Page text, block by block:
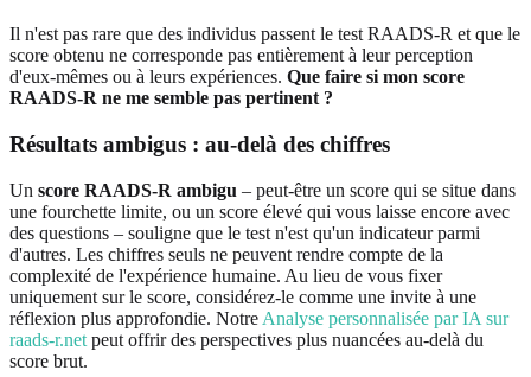
Il n'est pas rare que des individus passent le test RAADS-R et que le
score obtenu ne corresponde pas entièrement à leur perception
d'eux-mêmes ou à leurs expériences. Que faire si mon score
RAADS-R ne me semble pas pertinent ?
Résultats ambigus : au-delà des chiffres
Un score RAADS-R ambigu – peut-être un score qui se situe dans
une fourchette limite, ou un score élevé qui vous laisse encore avec
des questions – souligne que le test n'est qu'un indicateur parmi
d'autres. Les chiffres seuls ne peuvent rendre compte de la
complexité de l'expérience humaine. Au lieu de vous fixer
uniquement sur le score, considérez-le comme une invite à une
réflexion plus approfondie. Notre Analyse personnalisée par IA sur
raads-r.net peut offrir des perspectives plus nuancées au-delà du
score brut.